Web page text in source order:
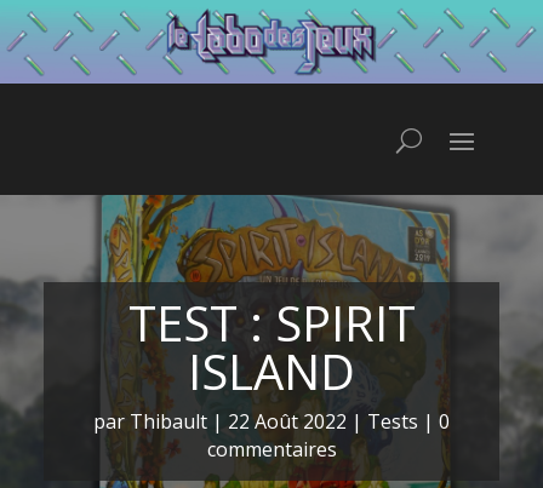
TEST : SPIRIT
ISLAND
par Thibault | 22 Août 2022 | Tests | 0
commentaires